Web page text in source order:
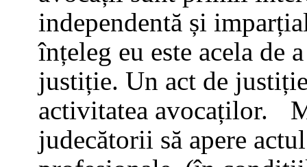
independentă și
înțeleg eu este acela de
justiție. Un act de
activitatea avocaților.
judecătorii să apere